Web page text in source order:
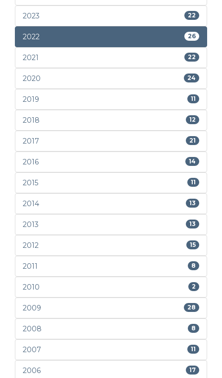
2023 22
2022 26
2021 22
2020 24
2019 11
2018 12
2017 21
2016 14
2015 11
2014 13
2013 13
2012 15
2011 8
2010 2
2009 28
2008 8
2007 11
2006 17